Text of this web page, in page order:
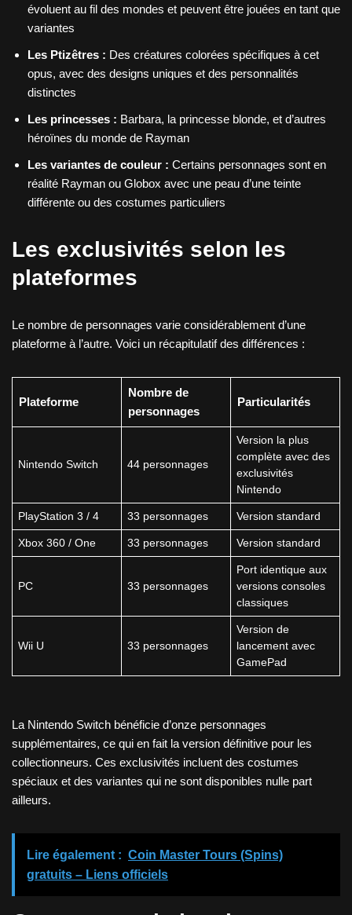
évoluent au fil des mondes et peuvent être jouées en tant que
variantes
Les Ptizêtres : Des créatures colorées spécifiques à cet
opus, avec des designs uniques et des personnalités
distinctes
Les princesses : Barbara, la princesse blonde, et d’autres
héroïnes du monde de Rayman
Les variantes de couleur : Certains personnages sont en
réalité Rayman ou Globox avec une peau d’une teinte
différente ou des costumes particuliers
Les exclusivités selon les
plateformes
Le nombre de personnages varie considérablement d’une
plateforme à l’autre. Voici un récapitulatif des différences :
Plateforme
Nombre de
personnages
Particularités
Nintendo Switch 44 personnages
Version la plus
complète avec des
exclusivités
Nintendo
PlayStation 3 / 4 33 personnages Version standard
Xbox 360 / One 33 personnages Version standard
PC 33 personnages
Port identique aux
versions consoles
classiques
Wii U 33 personnages
Version de
lancement avec
GamePad
La Nintendo Switch bénéficie d’onze personnages
supplémentaires, ce qui en fait la version définitive pour les
collectionneurs. Ces exclusivités incluent des costumes
spéciaux et des variantes qui ne sont disponibles nulle part
ailleurs.
Lire également : Coin Master Tours (Spins)
gratuits – Liens officiels